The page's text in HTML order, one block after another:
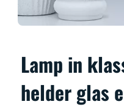
Lamp in
helder glas